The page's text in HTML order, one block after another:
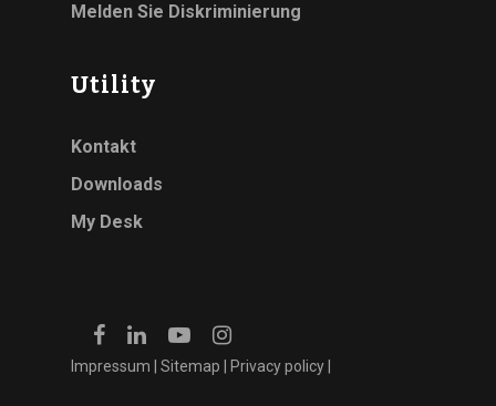
Melden Sie Diskriminierung
Utility
Kontakt
Downloads
My Desk
Impressum Sitemap Privacy policy